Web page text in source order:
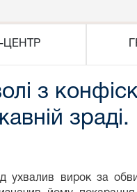
ЦЕНТР
з
зраді.
ухвалив вирок за